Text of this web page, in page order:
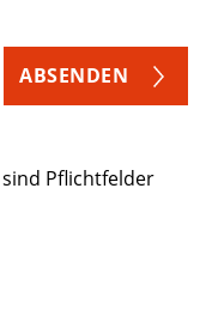
ABSENDEN
Pflichtfelder